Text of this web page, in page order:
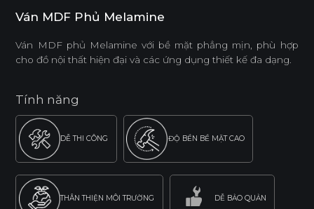
Ván MDF Phủ Melamine
Ván MDF phủ Melamine với bề mặt phẳng mịn, phù hợp
cho đồ nội thất hiện đại và các ứng dụng thiết kế đa dạng.
Tính năng
DỄ THI CÔNG ĐỘ BỀN BỀ MẶT CAO
THÂN THIỆN MÔI TRƯỜNG DỄ BẢO QUẢN